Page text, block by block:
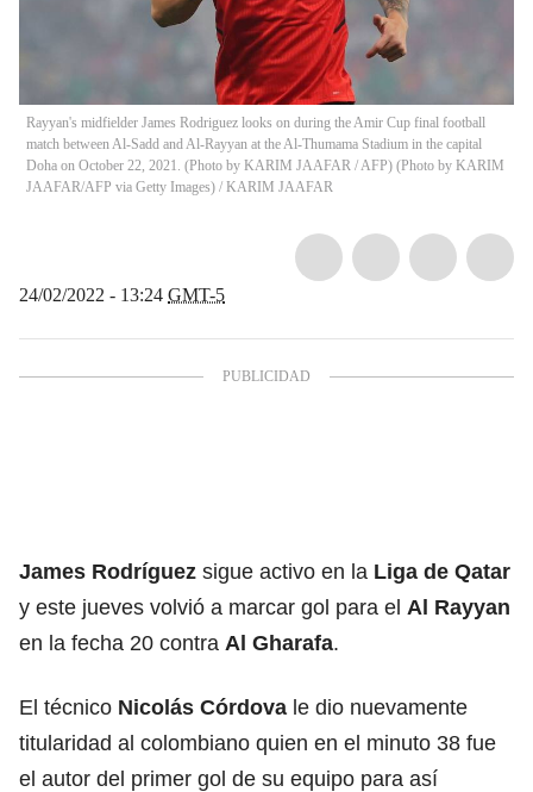
Rayyan's midfielder James Rodriguez looks on during the Amir Cup final football
match between Al-Sadd and Al-Rayyan at the Al-Thumama Stadium in the capital
Doha on October 22, 2021. (Photo by KARIM JAAFAR / AFP) (Photo by KARIM
JAAFAR/AFP via Getty Images) / KARIM JAAFAR
24/02/2022 - 13:24 GMT-5
James Rodríguez sigue activo en la Liga de Qatar
y este jueves volvió a marcar gol para el Al Rayyan
en la fecha 20 contra Al Gharafa.
El técnico Nicolás Córdova le dio nuevamente
titularidad al colombiano quien en el minuto 38 fue
el autor del primer gol de su equipo para así